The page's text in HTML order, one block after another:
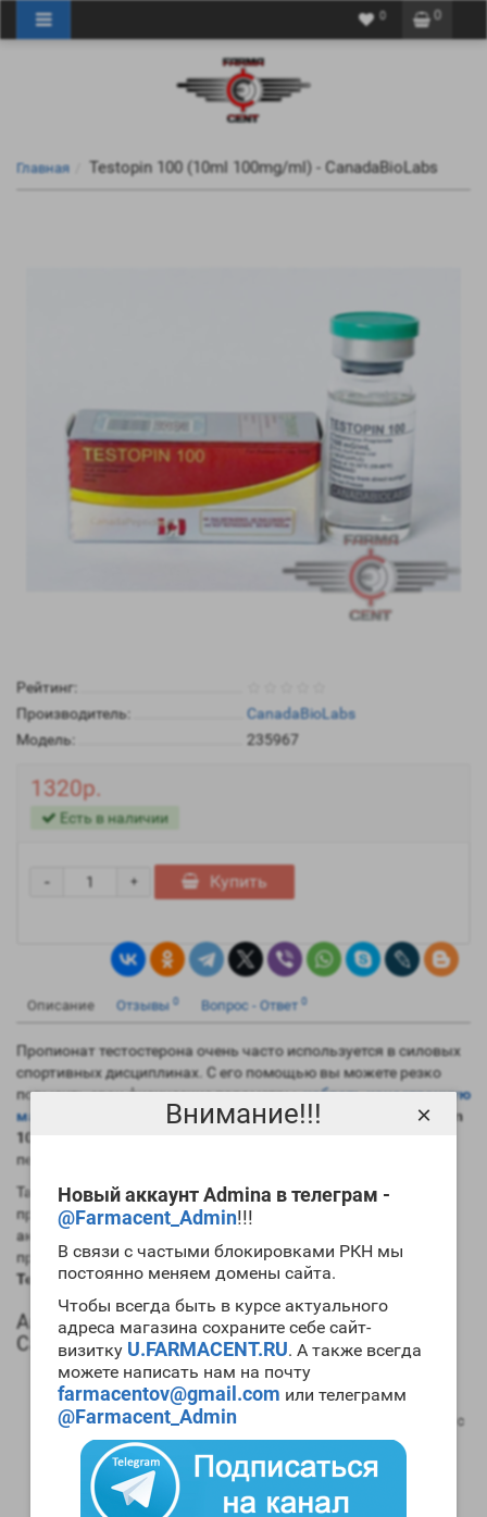
Внимание!!!
Новый аккаунт Admina в телеграм -
@Farmacent_Admin!!!
В связи с частыми блокировками РКН мы
постоянно меняем домены сайта.
Чтобы всегда быть в курсе актуального
адреса магазина сохраните себе сайт-
визитку U.FARMACENT.RU. А также всегда
можете написать нам на почту
farmacentov@gmail.com или телеграмм
@Farmacent_Admin
×
0
0
Главная Testopin 100 (10ml 100mg/ml) - CanadaBioLabs
Рейтинг:
Производитель:
CanadaBioLabs
Модель:
235967
1320р.
Есть в наличии
+
- Купить
Описание Отзывы 0 Вопрос - Ответ 0
Пропионат тестостерона очень часто используется в силовых
спортивных дисциплинах. С его помощью вы можете резко
повысить свои физические параметры,набрать качественную
массу
, провести отличныйцикл сушки. Могут
купить Testopin
100 CanadaBioLabs
первого цикла.
Так как период полужизни у пропионата невысок, то риски
проявления побочек минимальны. Также препарат не столь
активно задерживает в организме жидкость в сравнении с
пролонгированными эфирами. Заметим, что нашацена
Testopin 100 CanadaBioLabsпонравиться всем спортсменам.
Анаболический профиль Testopin 100
CanadaBioLabs
Анаболическая активность – 100 процентов в
сравнении мужским гормоном;
Андрогенная активность – 100 процентов в сравнении с
мужским гормоном;
Способность конвертироваться в женские гормоны
(ароматизация) – высокая;
Степень нагрузки на печень – отсутствует;